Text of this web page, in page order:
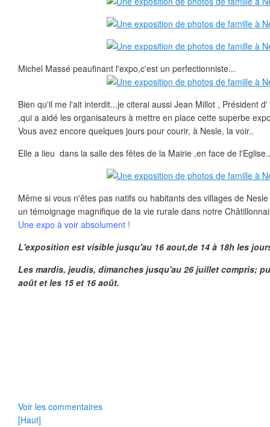
Michel Massé peaufinant l'expo,c'est un perfectionniste...
Bien qu'il me l'ait interdit...je citerai aussi Jean Millot , Président
,qui a aidé les organisateurs à mettre en place cette superbe
Vous avez encore quelques jours pour courir, à Nesle, la voir..
Elle a lieu dans la salle des fêtes de la Mairie ,en face de l'Eglise..
Même si vous n'êtes pas natifs ou habitants des villages de
un témoignage magnifique de la vie rurale dans notre
Une expo à voir absolument !
L'exposition est visible jusqu'au 16 aout,de 14 à 18h les
Les mardis, jeudis, dimanches jusqu'au 26 juillet compris;
août et les 15 et 16 août.
Voir les commentaires
[Haut]